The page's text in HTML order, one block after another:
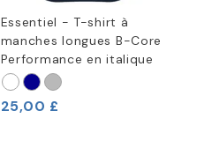
Essentiel - T-shirt à
manches longues B-Core
Performance en italique
25,00 £